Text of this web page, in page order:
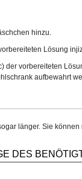
hinzu.
Lösung
vorbereiteten
aufbewahrt
länger. Sie
DES